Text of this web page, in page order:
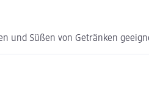
und Süßen von Getränken